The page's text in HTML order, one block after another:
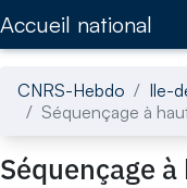
Accueil national
CNRS-Hebdo Ile-
Séquençage à
Séquençage